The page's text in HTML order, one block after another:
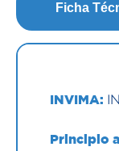
Ficha
INVIMA:
Principio